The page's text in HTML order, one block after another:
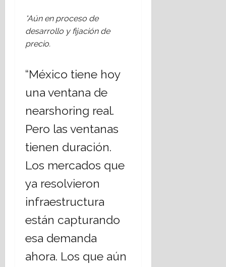
*Aún en proceso de
desarrollo y fijación de
precio.
“México tiene hoy
una ventana de
nearshoring real.
Pero las ventanas
tienen duración.
Los mercados que
ya resolvieron
infraestructura
están capturando
esa demanda
ahora. Los que aún